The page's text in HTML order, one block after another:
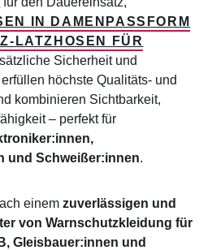
IN DAMENPASSFORM
LATZHOSEN FÜR
Sicherheit und
höchste Qualitäts- und
kombinieren Sichtbarkeit,
– perfekt für
und Schweißer:innen.
einem zuverlässigen und
von Warnschutzkleidung für
Gleisbauer:innen und